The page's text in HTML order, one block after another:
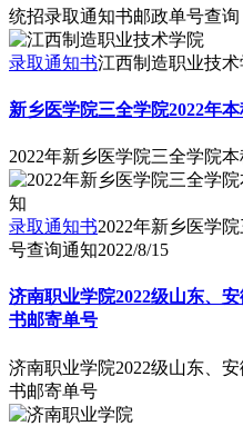
统招录取通知书邮政单号查询
录取通知书江西制造职业技术
新乡医学院三全学院2022年
2022年新乡医学院三全学院
录取通知书2022年新乡医学
号查询通知2022/8/15
济南职业学院2022级山东、
书邮寄单号
济南职业学院2022级山东、
书邮寄单号